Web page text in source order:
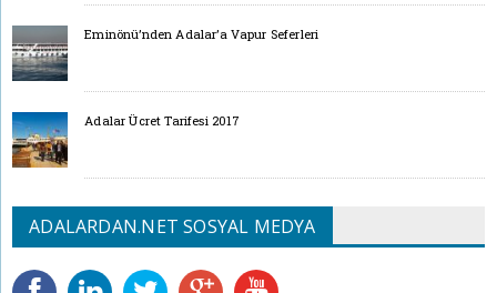
Eminönü’nden Adalar’a Vapur Seferleri
Adalar Ücret Tarifesi 2017
ADALARDAN.NET SOSYAL MEDYA